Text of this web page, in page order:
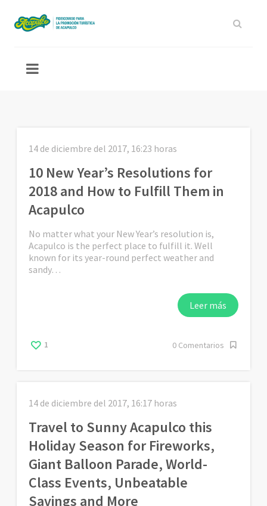
14 de diciembre del 2017, 16:23 horas
10 New Year’s Resolutions for
2018 and How to Fulfill Them in
Acapulco
No matter what your New Year’s resolution is,
Acapulco is the perfect place to fulfill it. Well
known for its year-round perfect weather and
sandy…
Leer más
1 0 Comentarios
14 de diciembre del 2017, 16:17 horas
Travel to Sunny Acapulco this
Holiday Season for Fireworks,
Giant Balloon Parade, World-
Class Events, Unbeatable
Savings and More